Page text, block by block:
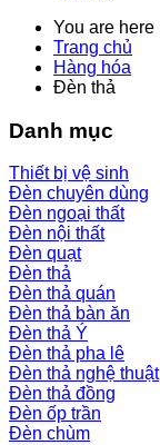
You are here
Trang chủ
Hàng hóa
Đèn thả
Danh mục
Thiết bị vệ sinh
Đèn chuyên dùng
Đèn ngoại thất
Đèn nội thất
Đèn quạt
Đèn thả
Đèn thả quán
Đèn thả bàn ăn
Đèn thả Ý
Đèn thả pha lê
Đèn thả nghệ thuật
Đèn thả đồng
Đèn ốp trần
Đèn chùm